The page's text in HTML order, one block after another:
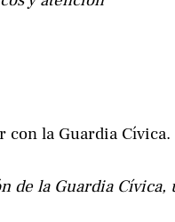
con la Guardia Cívica.
de la Guardia Cívica,